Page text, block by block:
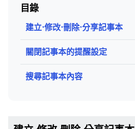
目錄
建立⋅修改⋅刪除⋅分享記事本
關閉記事本的提醒設定
搜尋記事本內容